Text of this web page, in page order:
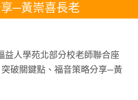
─黃崇喜長老
益人學苑北部分校老師聯合座
破關鍵點、福音策略分享─黃